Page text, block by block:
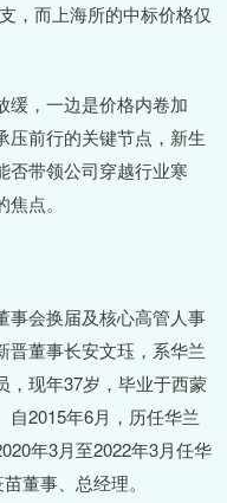
，而上海所的中标价格仅
，一边是价格内卷加
压前行的关键节点，新生
否带领公司穿越行业寒
点。
会换届及核心高管人事
晋董事长安文珏，系华兰
，现年37岁，毕业于西蒙
自2015年6月，历任华兰
年3月至2022年3月任华
董事、总经理。